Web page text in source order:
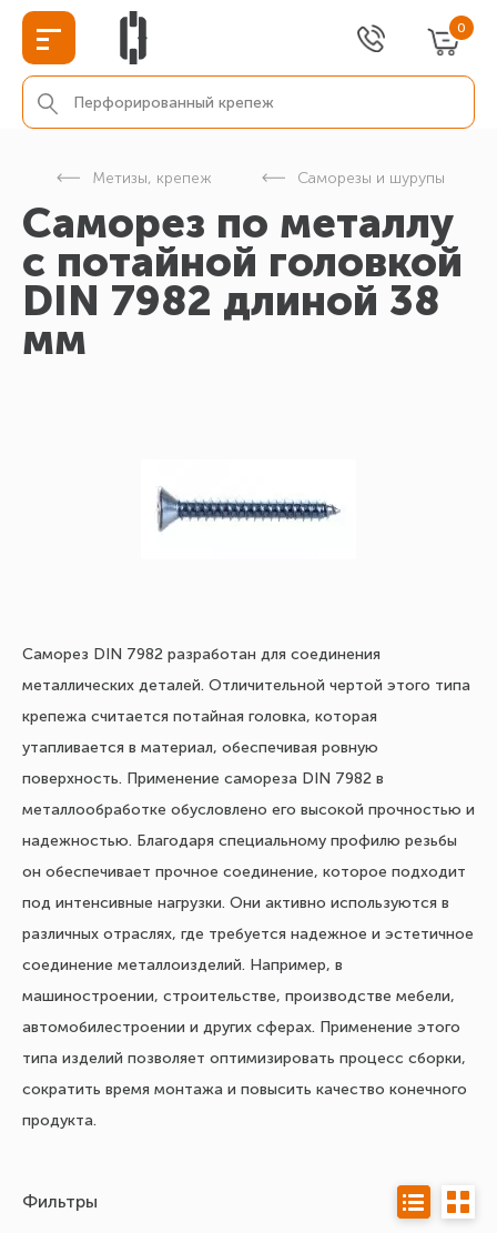
0
Метизы, крепеж Саморезы и шурупы
Cаморез по металлу
с потайной головкой
DIN 7982 длиной 38
мм
Саморез DIN 7982 разработан для соединения
металлических деталей. Отличительной чертой этого типа
крепежа считается потайная головка, которая
утапливается в материал, обеспечивая ровную
поверхность. Применение самореза DIN 7982 в
металлообработке обусловлено его высокой прочностью и
надежностью. Благодаря специальному профилю резьбы
он обеспечивает прочное соединение, которое подходит
под интенсивные нагрузки. Они активно используются в
различных отраслях, где требуется надежное и эстетичное
соединение металлоизделий. Например, в
машиностроении, строительстве, производстве мебели,
автомобилестроении и других сферах. Применение этого
типа изделий позволяет оптимизировать процесс сборки,
сократить время монтажа и повысить качество конечного
продукта.
Фильтры